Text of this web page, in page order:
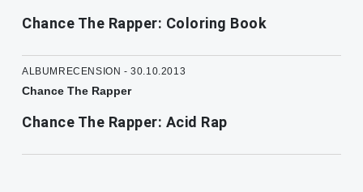
Chance The Rapper: Coloring Book
ALBUMRECENSION - 30.10.2013
Chance The Rapper
Chance The Rapper: Acid Rap